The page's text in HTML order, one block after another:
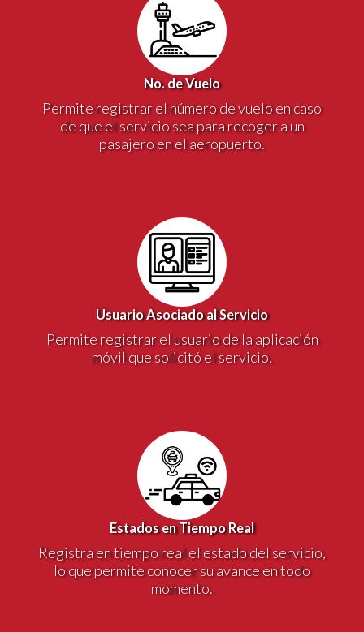
No. de Vuelo
Permite registrar el número de vuelo en caso
de que el servicio sea para recoger a un
pasajero en el aeropuerto.
Usuario Asociado al Servicio
Permite registrar el usuario de la aplicación
móvil que solicitó el servicio.
Estados en Tiempo Real
Registra en tiempo real el estado del servicio,
lo que permite conocer su avance en todo
momento.